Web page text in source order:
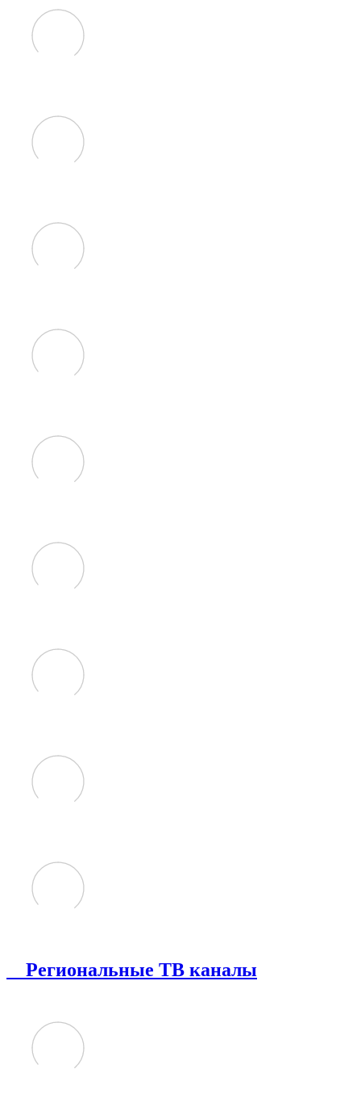
Региональные ТВ каналы